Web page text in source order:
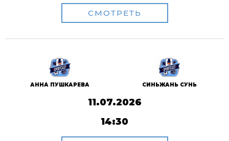
СМОТРЕТЬ
АННА ПУШКАРЕВА СИНЬЖАНЬ СУНЬ
11.07.2026
14:30